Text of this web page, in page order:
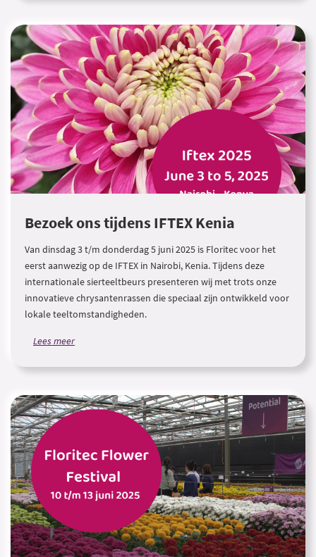
Bezoek ons tijdens IFTEX Kenia
Van dinsdag 3 t/m donderdag 5 juni 2025 is Floritec voor het
eerst aanwezig op de IFTEX in Nairobi, Kenia. Tijdens deze
internationale sierteeltbeurs presenteren wij met trots onze
innovatieve chrysantenrassen die speciaal zijn ontwikkeld voor
lokale teeltomstandigheden.
Lees meer